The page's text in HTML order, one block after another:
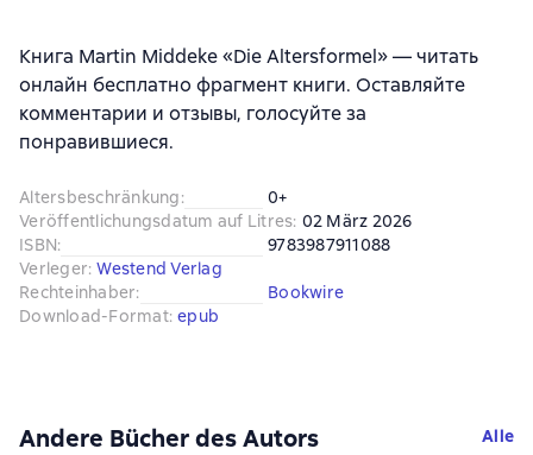
Книга Martin Middeke «Die Altersformel» — читать
онлайн бесплатно фрагмент книги. Оставляйте
комментарии и отзывы, голосуйте за
понравившиеся.
Altersbeschränkung:
0+
Veröffentlichungsdatum auf Litres: 02 März 2026
ISBN:
9783987911088
Verleger: Westend Verlag
Rechteinhaber:
Bookwire
Download-Format: epub
Andere Bücher des Autors Alle